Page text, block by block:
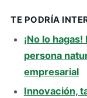
TE PODRÍA
¡No lo
persona
empresarial
Innovación,